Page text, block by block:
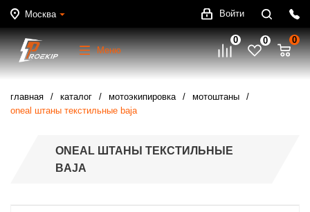
Москва Войти
Меню
0 0 0
главная каталог мотоэкипировка
мотоштаны
oneal штаны текстильные baja
ONEAL ШТАНЫ ТЕКСТИЛЬНЫЕ
BAJA